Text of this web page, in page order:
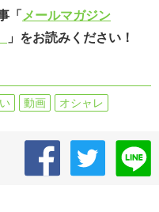
「メールマガジン
」をお読みください！
動画 オシャレ